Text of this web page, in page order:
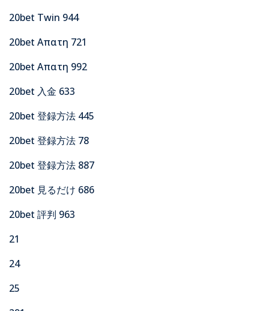
20bet Twin 944
20bet Απατη 721
20bet Απατη 992
20bet 入金 633
20bet 登録方法 445
20bet 登録方法 78
20bet 登録方法 887
20bet 見るだけ 686
20bet 評判 963
21
24
25